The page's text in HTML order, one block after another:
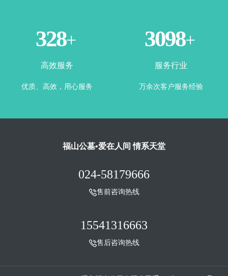
360+
高效服务
优质、高效，用心服务
3443+
服务行业
万余次客户服务经验
福山公墓•爱在人间 情系天堂
024-58179666
售前咨询热线
15541316663
售后咨询热线